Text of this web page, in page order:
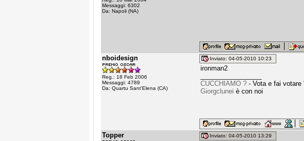
Messaggi: 6302
Da: Napoli (NA)
nboidesign
Reg.: 18 Feb 2006
Messaggi: 4789
Da: Quartu Sant'Elena (CA)
Inviato: 04-05-2010 10:23
ironman2
CUCCHIAMO ? - Vota e fai votare
Giorgclunei è con noi
Topper Inviato: 04-05-2010 13:29